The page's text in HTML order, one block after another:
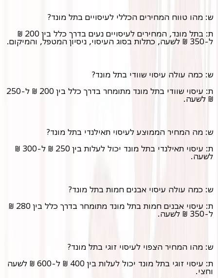
ש: מהו טווח המחירים הכללי לעיסויים בתל מונד?
ת: בתל מונד, המחירים לעיסויים נעים בדרך כלל בין 200 ₪
ל-350 ₪ לשעה, כתלות בסוג העיסוי, ניסיון המטפל, והמיקום.
ש: כמה עולה עיסוי שוודי בתל מונד?
ת: עיסוי שוודי בתל מונד מתומחר בדרך כלל בין 200 ₪ ל-250
₪ לשעה.
ש: מה המחיר הממוצע לעיסוי תאילנדי בתל מונד?
ת: עיסוי תאילנדי בתל מונד יכול לעלות בין 250 ₪ ל-300 ₪
לשעה.
ש: כמה עולה עיסוי אבנים חמות בתל מונד?
ת: עיסוי אבנים חמות בתל מונד מתומחר בדרך כלל בין 280 ₪
ל-350 ₪ לשעה.
ש: מהו המחיר הצפוי לעיסוי זוגי בתל מונד?
ת: עיסוי זוגי בתל מונד יכול לעלות בין 400 ₪ ל-600 ₪ לשעה
וחצי.